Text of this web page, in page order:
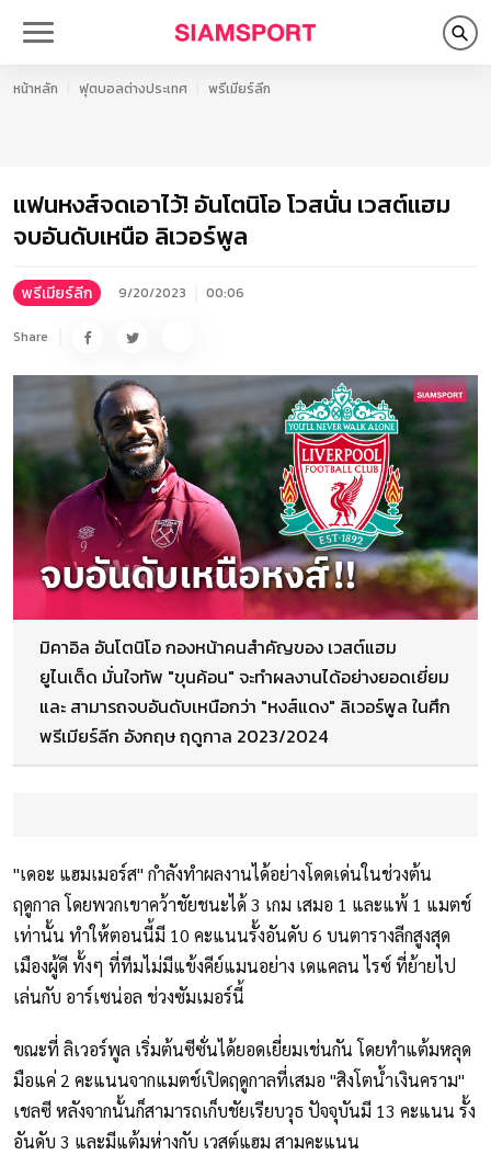
หน้าหลัก ฟุตบอลต่างประเทศ พรีเมียร์ลีก
แฟนหงส์จดเอาไว้! อันโตนิโอ โวสนั่น เวสต์แฮม
จบอันดับเหนือ ลิเวอร์พูล
พรีเมียร์ลีก 9/20/2023 00:06
Share
มิคาอิล อันโตนิโอ กองหน้าคนสำคัญของ เวสต์แฮม
ยูไนเต็ด มั่นใจทัพ "ขุนค้อน" จะทำผลงานได้อย่างยอดเยี่ยม
และ สามารถจบอันดับเหนือกว่า "หงส์แดง" ลิเวอร์พูล ในศึก
พรีเมียร์ลีก อังกฤษ ฤดูกาล 2023/2024
"เดอะ แฮมเมอร์ส" กำลังทำผลงานได้อย่างโดดเด่นในช่วงต้น
ฤดูกาล โดยพวกเขาคว้าชัยชนะได้ 3 เกม เสมอ 1 และแพ้ 1 แมตช์
เท่านั้น ทำให้ตอนนี้มี 10 คะแนนรั้งอันดับ 6 บนตารางลีกสูงสุด
เมืองผู้ดี ทั้งๆ ที่ทีมไม่มีแข้งคีย์แมนอย่าง เดแคลน ไรซ์ ที่ย้ายไป
เล่นกับ อาร์เซน่อล ช่วงซัมเมอร์นี้
ขณะที่ ลิเวอร์พูล เริ่มต้นซีซั่นได้ยอดเยี่ยมเช่นกัน โดยทำแต้มหลุด
มือแค่ 2 คะแนนจากแมตช์เปิดฤดูกาลที่เสมอ "สิงโตน้ำเงินคราม"
เชลซี หลังจากนั้นก็สามารถเก็บชัยเรียบวุธ ปัจจุบันมี 13 คะแนน รั้ง
อันดับ 3 และมีแต้มห่างกับ เวสต์แฮม สามคะแนน